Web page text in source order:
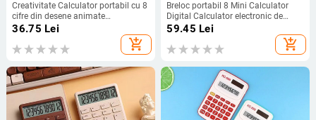
Creativitate Calculator portabil cu 8
cifre din desene animate
transparent Mini Calculator portabil
cu energie solară pentru papetărie
de birou și școală
36.75 Lei
add_shopping_cart
Breloc portabil 8 Mini Calculator
Digital Calculator electronic de
buzunar cu desene animate drăguț
Rechizite de birou școlare pentru
cadou pentru copii
59.45 Lei
add_shopping_cart